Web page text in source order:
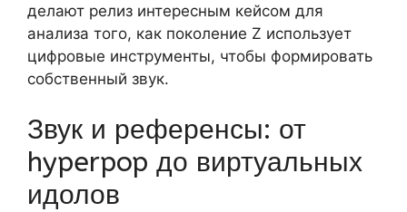
делают релиз интересным кейсом для
анализа того, как поколение Z использует
цифровые инструменты, чтобы формировать
собственный звук.
Звук и референсы: от
hyperpop до виртуальных
идолов